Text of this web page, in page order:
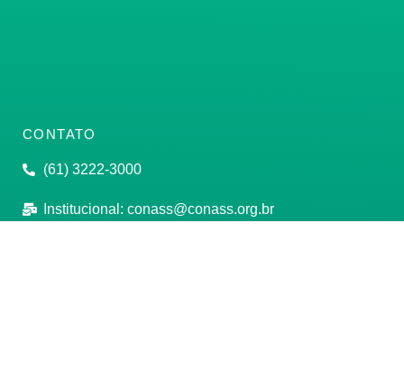
CONTATO
(61) 3222-3000
Institucional: conass@conass.org.br